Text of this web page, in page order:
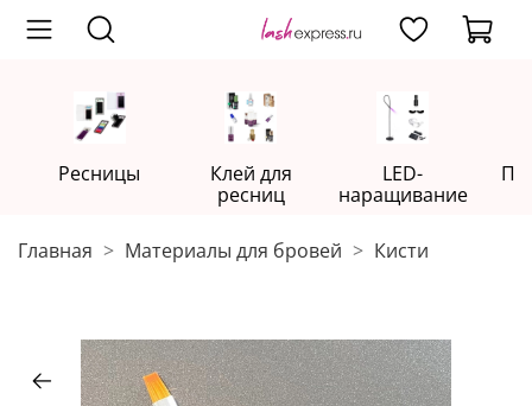
Ресницы
Клей для
ресниц
LED-
наращивание
Главная Материалы для бровей Кисти